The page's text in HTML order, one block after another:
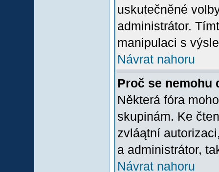
uskutečněné
administrátor.
manipulaci s
Návrat nahoru
Proč se nemohu
Některá fóra
skupinám. Ke
zvláątní
a administrátor,
Návrat nahoru